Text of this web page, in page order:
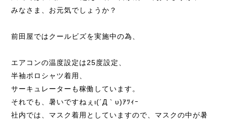
みなさま、お元気でしょうか？
前田屋ではクールビズを実施中の為、
エアコンの温度設定は25度設定、
半袖ポロシャツ着用、
サーキュレーターも稼働しています。
それでも、暑いですねぇι(´Д｀υ)ｱﾂｨｰ
社内では、マスク着用としていますので、マスクの中が暑